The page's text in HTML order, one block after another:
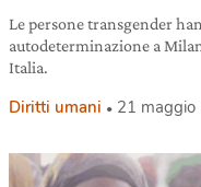
Le persone transgender
autodeterminazione a
Italia.
Diritti umani 21 maggio